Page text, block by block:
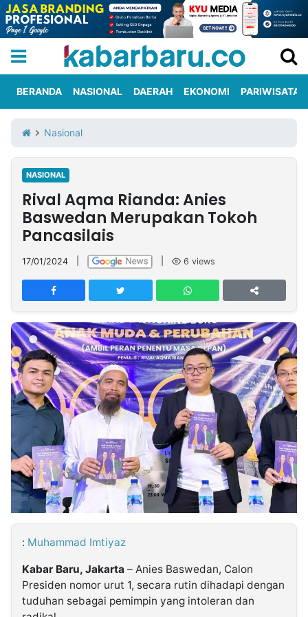
Iklan
Berita
Kami
Nasional
International
Olahraga
Entertainment
Daerah
Pariwisata
Kuliner
Kolom
Network
PT
TREETAN
INDONESIA
Partner
Insight
NTB
Suara
Time
Lens
IDN
Daily
Jogja
Jalan
Rakyat
Idealita
News
Kita
Notice
Dinamikapost.com
Radar
Baru
Seedbacklink
Follow
Kabarbaru
BERANDA NASIONAL DAERAH EKONOMI PARIWISATA
Nasional
NASIONAL
Rival Aqma Rianda: Anies
Baswedan Merupakan Tokoh
Pancasilais
17/01/2024 6 views
: Muhammad Imtiyaz
Kabar Baru, Jakarta – Anies Baswedan, Calon
Presiden nomor urut 1, secara rutin dihadapi dengan
tuduhan sebagai pemimpin yang intoleran dan